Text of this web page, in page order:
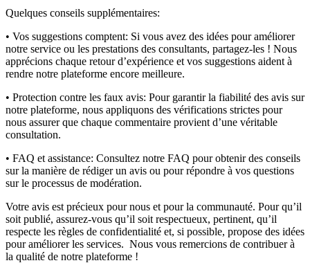
Quelques conseils supplémentaires:
• Vos suggestions comptent: Si vous avez des idées pour améliorer
notre service ou les prestations des consultants, partagez-les ! Nous
apprécions chaque retour d’expérience et vos suggestions aident à
rendre notre plateforme encore meilleure.
• Protection contre les faux avis: Pour garantir la fiabilité des avis sur
notre plateforme, nous appliquons des vérifications strictes pour
nous assurer que chaque commentaire provient d’une véritable
consultation.
• FAQ et assistance: Consultez notre FAQ pour obtenir des conseils
sur la manière de rédiger un avis ou pour répondre à vos questions
sur le processus de modération.
Votre avis est précieux pour nous et pour la communauté. Pour qu’il
soit publié, assurez-vous qu’il soit respectueux, pertinent, qu’il
respecte les règles de confidentialité et, si possible, propose des idées
pour améliorer les services. Nous vous remercions de contribuer à
la qualité de notre plateforme !